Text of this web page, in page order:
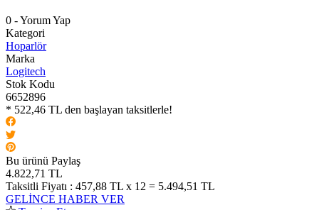
0 - Yorum Yap
Kategori
Hoparlör
Marka
Logitech
Stok Kodu
6652896
* 522,46 TL den başlayan taksitlerle!
Bu ürünü Paylaş
4.822,71 TL
Taksitli Fiyatı : 457,88 TL x 12 = 5.494,51 TL
GELİNCE HABER VER